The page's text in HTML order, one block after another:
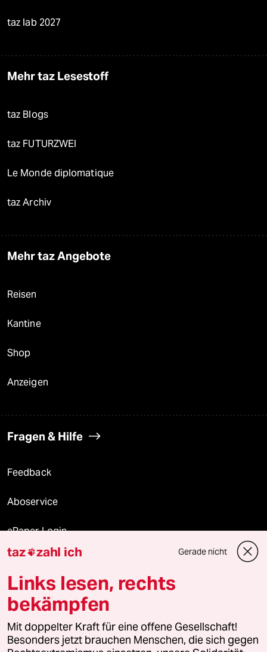
taz lab 2027
Mehr taz Lesestoff
taz Blogs
taz FUTURZWEI
Le Monde diplomatique
taz Archiv
Mehr taz Angebote
Reisen
Kantine
Shop
Anzeigen
Fragen & Hilfe
Feedback
Aboservice
ePaper Login
Downloads für Abonnierende
© 2026 taz Verlags und Vertriebs GmbH
Alle Rechte vorbehalten. Bei rechtlichen Fragen oder für Genehmigungen
wenden Sie sich bitte an
lizenzen@taz.de
taz zahl ich Gerade nicht
Links lesen, rechts
bekämpfen
Mit doppelter Kraft für eine offene Gesellschaft!
Besonders jetzt brauchen Menschen, die sich gegen